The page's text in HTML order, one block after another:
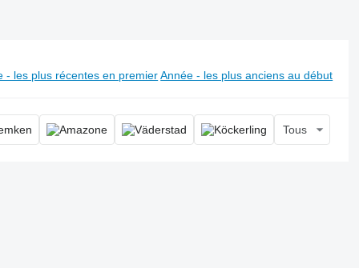
de précision manuel
- les plus récentes en premier Année - les plus anciens au début
Tous